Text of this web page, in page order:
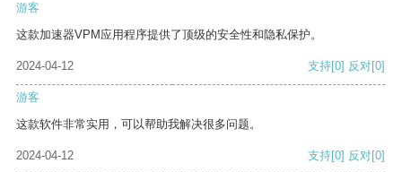
游客
这款加速器VPM应用程序提供了顶级的安全性和隐私保护。
2024-04-12 支持[0] 反对[0]
游客
这款软件非常实用，可以帮助我解决很多问题。
2024-04-12 支持[0] 反对[0]